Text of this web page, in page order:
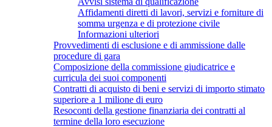
Affidamenti diretti di lavori, servizi e forniture di
somma urgenza e di protezione civile
Informazioni ulteriori
Provvedimenti di esclusione e di ammissione dalle
procedure di gara
Composizione della commissione giudicatrice e
curricula dei suoi componenti
Contratti di acquisto di beni e servizi di importo stimato
superiore a 1 milione di euro
Resoconti della gestione finanziaria dei contratti al
termine della loro esecuzione